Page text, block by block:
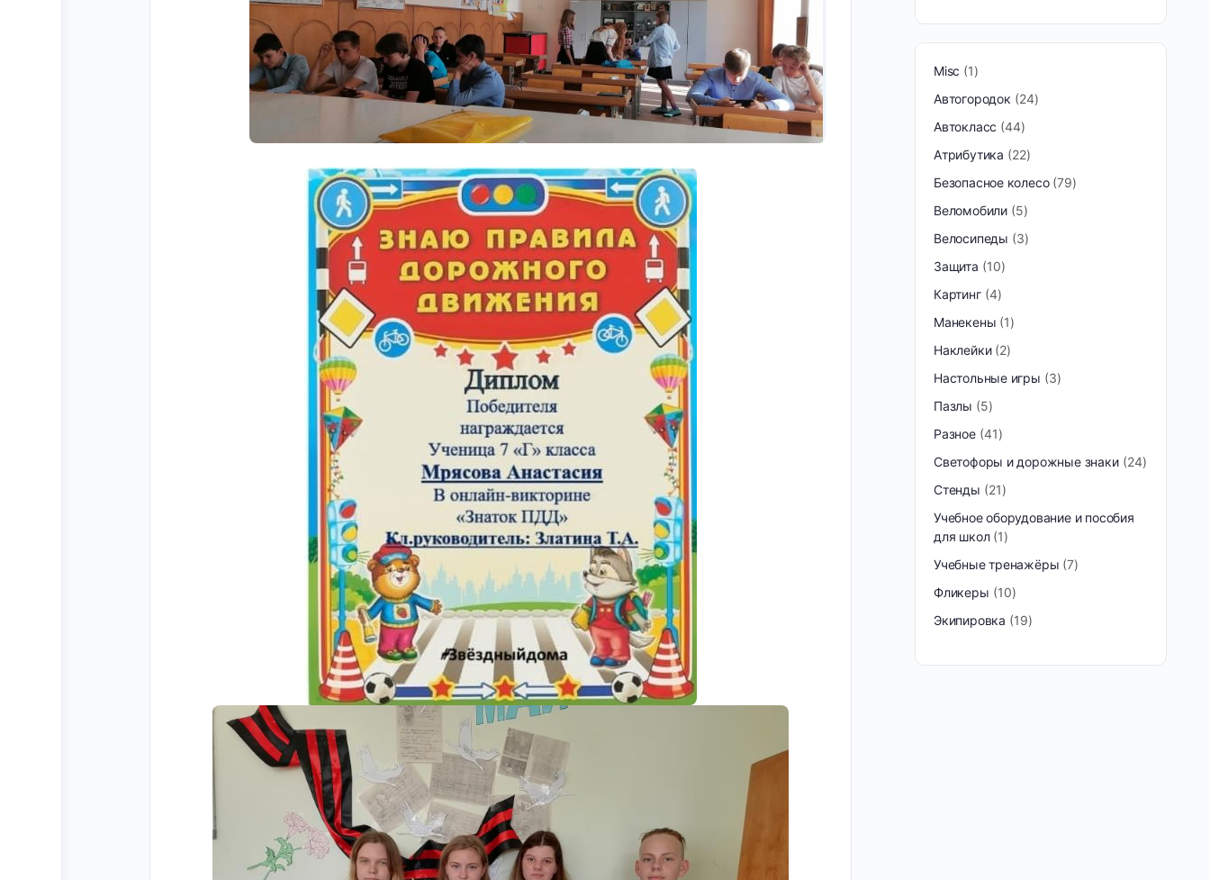
Misc
1
Автогородок
24
Автокласс 44
Атрибутика
22
Безопасное колесо 79
Веломобили 5
Велосипеды
3
Защита
10
Картинг 4
Манекены 1
Наклейки 2
Настольные игры
3
Пазлы
5
Разное 41
Светофоры и дорожные знаки
24
Стенды
21
Учебное оборудование и пособия
для школ 1
Учебные тренажёры 7
Фликеры
10
Экипировка
19